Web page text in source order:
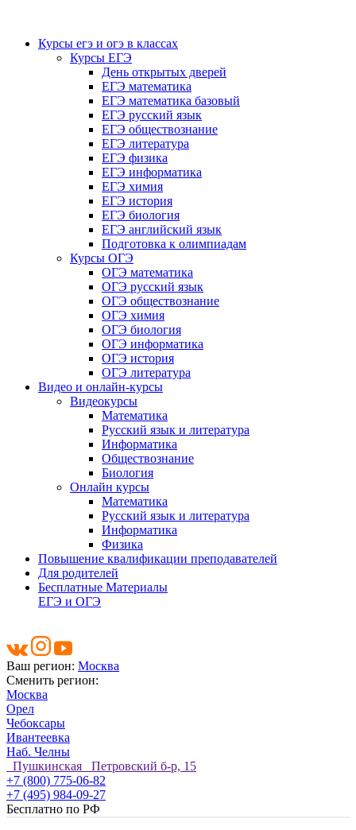
Курсы егэ и огэ в классах
Курсы ЕГЭ
День открытых дверей
ЕГЭ математика
ЕГЭ математика базовый
ЕГЭ русский язык
ЕГЭ обществознание
ЕГЭ литература
ЕГЭ физика
ЕГЭ информатика
ЕГЭ химия
ЕГЭ история
ЕГЭ биология
ЕГЭ английский язык
Подготовка к олимпиадам
Курсы ОГЭ
ОГЭ математика
ОГЭ русский язык
ОГЭ обществознание
ОГЭ химия
ОГЭ биология
ОГЭ информатика
ОГЭ история
ОГЭ литература
Видео и онлайн-курсы
Видеокурсы
Математика
Русский язык и литература
Информатика
Обществознание
Биология
Онлайн курсы
Математика
Русский язык и литература
Информатика
Физика
Повышение квалификации преподавателей
Для родителей
Бесплатные Материалы
ЕГЭ и ОГЭ
Ваш регион: Москва
Сменить регион:
Москва
Орел
Чебоксары
Ивантеевка
Наб. Челны
Пушкинская Петровский б-р, 15
+7 (800) 775-06-82
+7 (495) 984-09-27
Бесплатно по РФ